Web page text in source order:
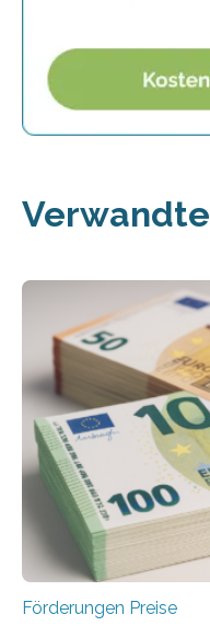
Verwandte
Förderungen Preise